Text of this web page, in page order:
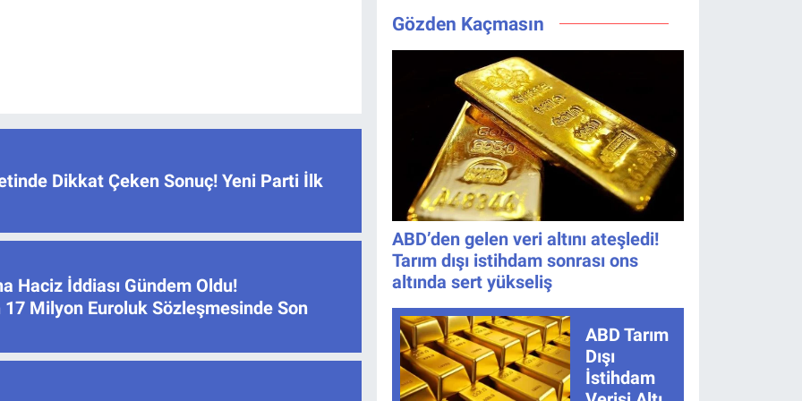
Dikkat Çeken Sonuç! Yeni Parti İlk
Haciz İddiası Gündem Oldu!
17 Milyon Euroluk Sözleşmesinde Son
TRT 1 canlı
nasıl izlenir?
Kaçta,
Gözden Kaçmasın
ABD’den gelen veri altını ateşledi!
Tarım dışı istihdam sonrası ons
altında sert yükseliş
ABD Tarım
Dışı
İstihdam